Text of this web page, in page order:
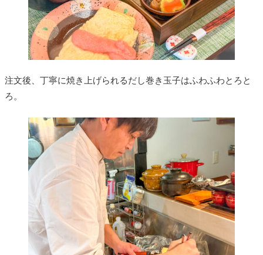
注文後、丁寧に焼き上げられるだし巻き玉子はふわふわとろと
ろ。